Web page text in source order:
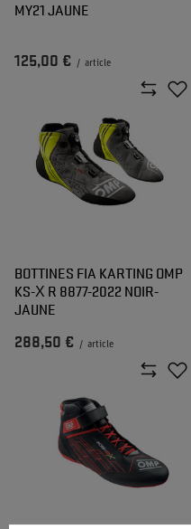
MY21 JAUNE
125,00 € / article
BOTTINES FIA KARTING OMP
KS-X R 8877-2022 NOIR-
JAUNE
288,50 € / article